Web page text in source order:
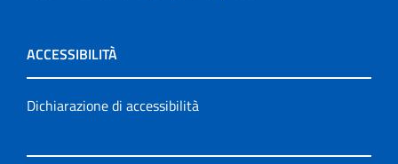
ACCESSIBILITÀ
Dichiarazione di accessibilità